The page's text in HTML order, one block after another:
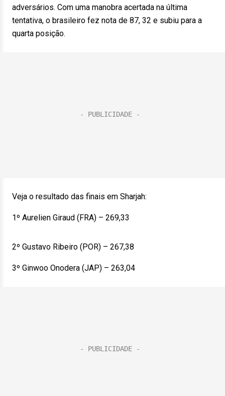
adversários. Com uma manobra acertada na última
tentativa, o brasileiro fez nota de 87, 32 e subiu para a
quarta posição.
Veja o resultado das finais em Sharjah:
1º Aurelien Giraud (FRA) – 269,33
2º Gustavo Ribeiro (POR) – 267,38
3º Ginwoo Onodera (JAP) – 263,04